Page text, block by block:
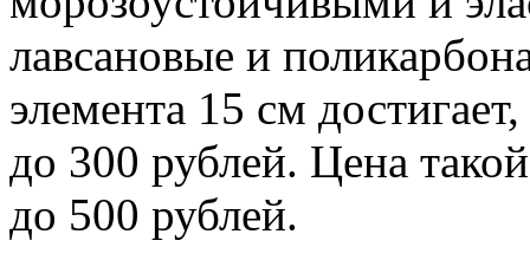
лавсановые и
элемента 15 см
до 300 рублей. Цена
до 500 рублей.